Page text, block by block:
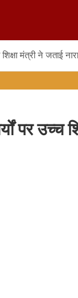
मंत्री ने जताई
पर उच्च